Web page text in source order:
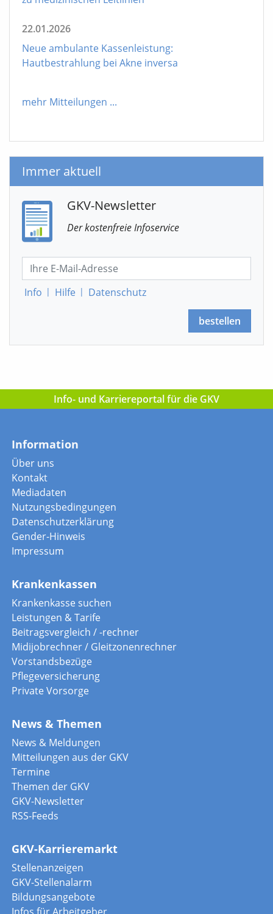
22.01.2026
Neue ambulante Kassenleistung:
Hautbestrahlung bei Akne inversa
mehr Mitteilungen ...
Immer aktuell
GKV-Newsletter
Der kostenfreie Infoservice
Info | Hilfe | Datenschutz
bestellen
Info- und Karriereportal für die GKV
Information
Über uns
Kontakt
Mediadaten
Nutzungsbedingungen
Datenschutzerklärung
Gender-Hinweis
Impressum
Krankenkassen
Krankenkasse suchen
Leistungen & Tarife
Beitragsvergleich / -rechner
Midijobrechner / Gleitzonenrechner
Vorstandsbezüge
Pflegeversicherung
Private Vorsorge
News & Themen
News & Meldungen
Mitteilungen aus der GKV
Termine
Themen der GKV
GKV-Newsletter
RSS-Feeds
GKV-Karrieremarkt
Stellenanzeigen
GKV-Stellenalarm
Bildungsangebote